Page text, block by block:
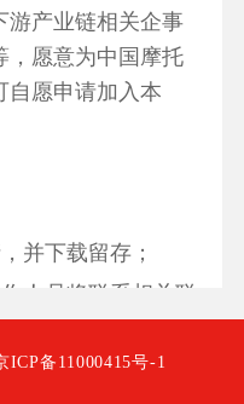
游产业链相关企事
愿意为中国摩托
自愿申请加入本
并下载留存；
人员将联系相关联
理局颁发的《企业
ICP备11000415号-1